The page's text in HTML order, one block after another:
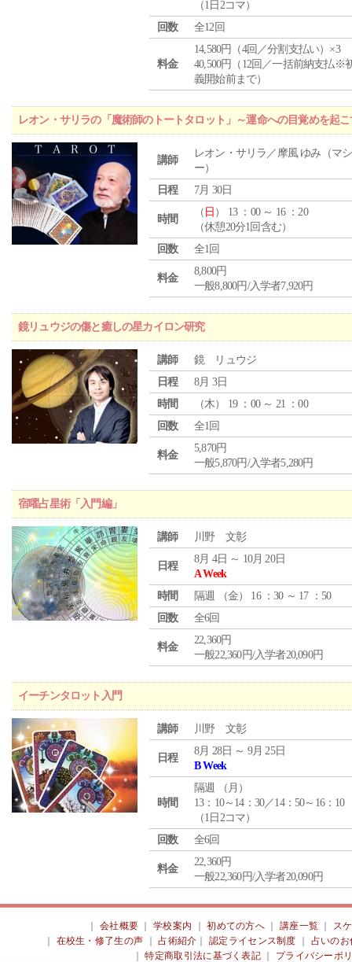
（1日2コマ）
回数
全12回
料金
14,580円（4回／分割支払い）×3
40,500円（12回／一括前納支払※
義開始前まで）
レオン・サリラの「魔術師のトートタロット」～運命への目覚めを起
講師
レオン・サリラ／摩風 ゆみ（マ
ー）
日程
7月 30日
時間
（ 日 ） 13 ：00 ～ 16 ：20
（休憩20分1回含む）
回数
全1回
料金
8,800円
一般8,800円/入学者7,920円
鏡リュウジの傷と癒しの星カイロン研究
講師
鏡 リュウジ
日程
8月 3日
時間
（木） 19 ：00 ～ 21 ：00
回数
全1回
料金
5,870円
一般5,870円/入学者5,280円
宿曜占星術「入門編」
講師 川野 文彰
日程
8月 4日 ～ 10月 20日
A Week
時間
隔週 （金） 16 ：30 ～ 17 ：50
回数
全6回
料金
22,360円
一般22,360円/入学者20,090円
イーチンタロット入門
講師 川野 文彰
日程
8月 28日 ～ 9月 25日
B Week
時間
隔週 （ 月 ）
13：10～14：30／14：50～16：10
（1日2コマ）
回数
全6回
料金
22,360円
一般22,360円/入学者20,090円
会社概要 ｜学校案内 ｜初めての方へ 講座一覧
ス
在校生・修了生の声 ｜占術紹介 ｜認定ライセンス制度
占いのお
｜特定商取引法に基づく表記 プライバシーポ